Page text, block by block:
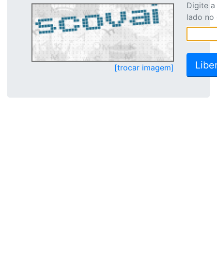
[trocar imagem]
Digite
lado no